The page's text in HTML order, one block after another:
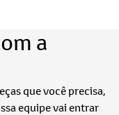
a
que você precisa,
equipe vai entrar